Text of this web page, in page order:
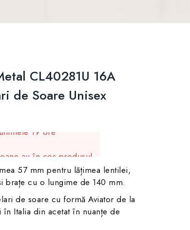
CL40281U 16A
de Soare Unisex
19 ore
57 mm pentru lățimea lentilei,
brațe cu o lungime de 140 mm.
de soare cu formă Aviator de la
Italia din acetat în nuanțe de